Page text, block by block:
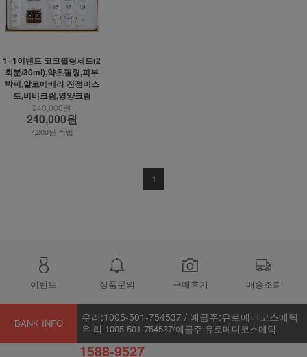
1+1이벤트 코코필링세트(2
회분/30ml),약초필링,피부
박피,알로에베라 진정미스
트,비비크림,영양크림
240,000원
240,000원
7,200원 적립
1
이벤트 상품문의 구매후기 배송조회
BANK INFO 우리:1005-501-754537 / 예금주:유로메디코스메틱
우 리:1005-501-754537/예금주:유로메디코스메틱
1588-9527